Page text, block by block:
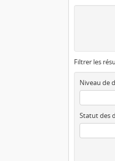
Filtrer les
Niveau de
Statut des